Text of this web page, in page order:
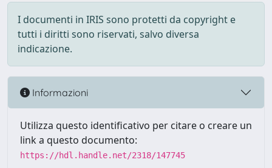
I documenti in IRIS sono protetti da copyright e
tutti i diritti sono riservati, salvo diversa
indicazione.
Informazioni
Utilizza questo identificativo per citare o creare un
link a questo documento:
https://hdl.handle.net/2318/147745